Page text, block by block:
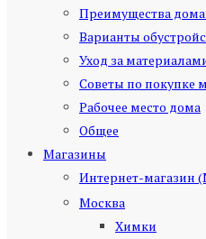
Преимущества
Варианты
Уход за
Советы по покупке
Рабочее место дома
Общее
Магазины
Интернет-магазин
Москва
Химки